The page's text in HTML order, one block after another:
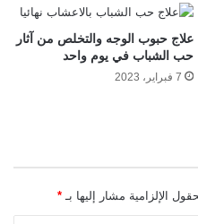
علاج حبوب الوجه والتخلص من آثار
حب الشباب في يوم واحد
7 فبراير، 2023
الإلزامية مشار إليها بـ *